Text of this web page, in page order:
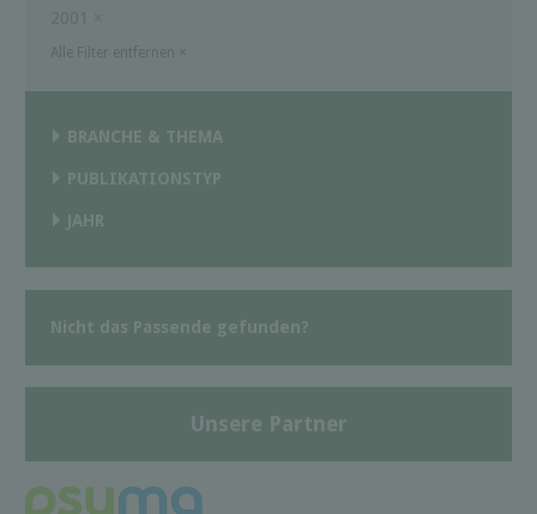
2001
×
BRANCHE & THEMA
PUBLIKATIONSTYP
JAHR
Nicht das Passende gefunden?
Unsere Partner